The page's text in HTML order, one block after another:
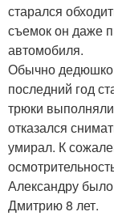
старался
съемок он даже
автомобиля.
Обычно дедюшко
последний год
трюки
отказался
умирал. К
Александру
Дмитрию 8 лет.